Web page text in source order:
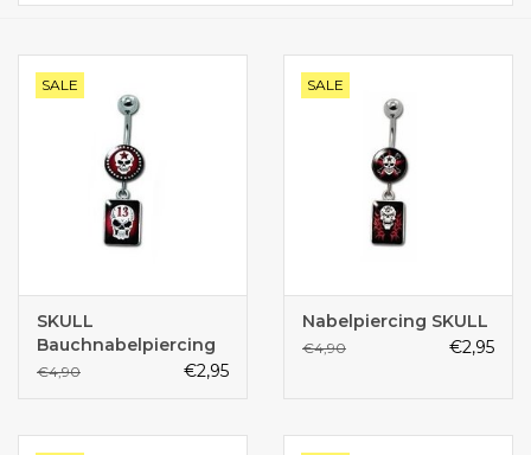
SALE
SKULL
Bauchnabelpiercing
€4,90 €2,95
SALE
Nabelpiercing SKULL
€4,90 €2,95